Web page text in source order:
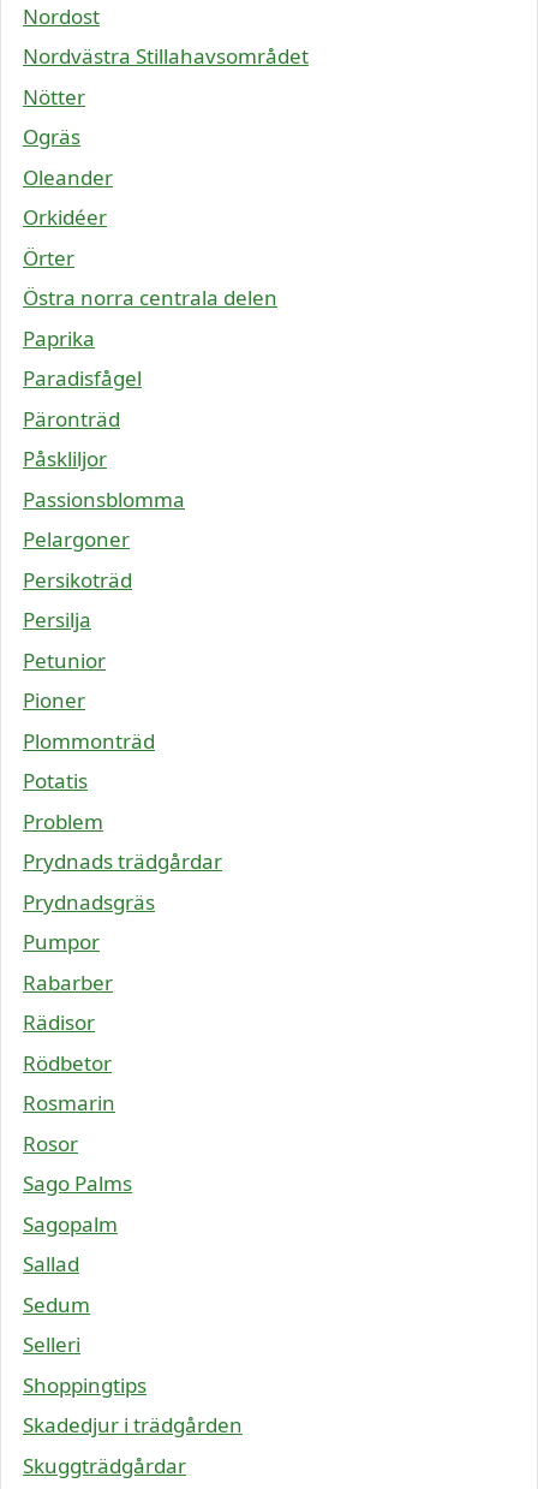
Nordost
Nordvästra Stillahavsområdet
Nötter
Ogräs
Oleander
Orkidéer
Örter
Östra norra centrala delen
Paprika
Paradisfågel
Päronträd
Påskliljor
Passionsblomma
Pelargoner
Persikoträd
Persilja
Petunior
Pioner
Plommonträd
Potatis
Problem
Prydnads trädgårdar
Prydnadsgräs
Pumpor
Rabarber
Rädisor
Rödbetor
Rosmarin
Rosor
Sago Palms
Sagopalm
Sallad
Sedum
Selleri
Shoppingtips
Skadedjur i trädgården
Skuggträdgårdar